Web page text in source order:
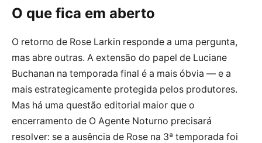
O que fica em aberto
O retorno de Rose Larkin responde a uma pergunta,
mas abre outras. A extensão do papel de Luciane
Buchanan na temporada final é a mais óbvia — e a
mais estrategicamente protegida pelos produtores.
Mas há uma questão editorial maior que o
encerramento de O Agente Noturno precisará
resolver: se a ausência de Rose na 3ª temporada foi